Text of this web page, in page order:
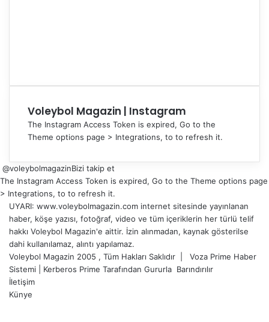
Voleybol Magazin | Instagram
The Instagram Access Token is expired, Go to the
Theme options page > Integrations, to to refresh it.
@voleybolmagazinBizi takip et
The Instagram Access Token is expired, Go to the Theme options page
> Integrations, to to refresh it.
UYARI: www.voleybolmagazin.com internet sitesinde yayınlanan
haber, köşe yazısı, fotoğraf, video ve tüm içeriklerin her türlü telif
hakkı Voleybol Magazin'e aittir. İzin alınmadan, kaynak gösterilse
dahi kullanılamaz, alıntı yapılamaz.
Voleybol Magazin 2005 , Tüm Hakları Saklıdır | Voza Prime Haber
Sistemi
Kerberos Prime Tarafından Gururla Barındırılır
İletişim
Künye